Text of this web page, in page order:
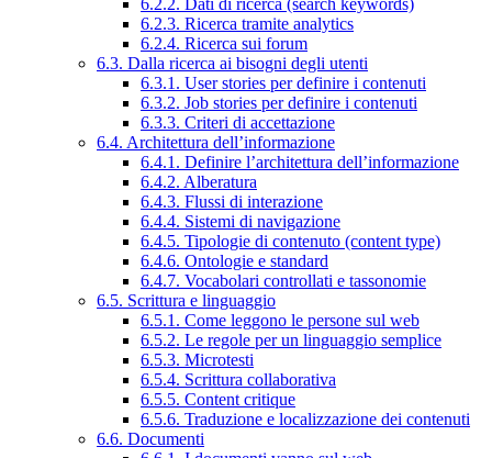
6.2.2. Dati di ricerca (search keywords)
6.2.3. Ricerca tramite analytics
6.2.4. Ricerca sui forum
6.3. Dalla ricerca ai bisogni degli utenti
6.3.1. User stories per definire i contenuti
6.3.2. Job stories per definire i contenuti
6.3.3. Criteri di accettazione
6.4. Architettura dell’informazione
6.4.1. Definire l’architettura dell’informazione
6.4.2. Alberatura
6.4.3. Flussi di interazione
6.4.4. Sistemi di navigazione
6.4.5. Tipologie di contenuto (content type)
6.4.6. Ontologie e standard
6.4.7. Vocabolari controllati e tassonomie
6.5. Scrittura e linguaggio
6.5.1. Come leggono le persone sul web
6.5.2. Le regole per un linguaggio semplice
6.5.3. Microtesti
6.5.4. Scrittura collaborativa
6.5.5. Content critique
6.5.6. Traduzione e localizzazione dei contenuti
6.6. Documenti